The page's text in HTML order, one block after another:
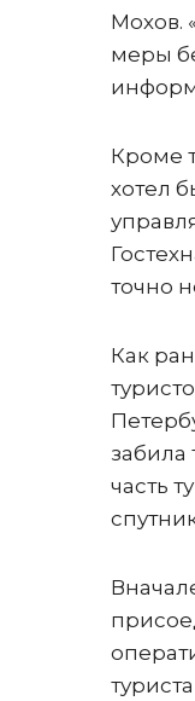
Мохов.
меры
Кроме
хотел
точно
Как
забила
часть